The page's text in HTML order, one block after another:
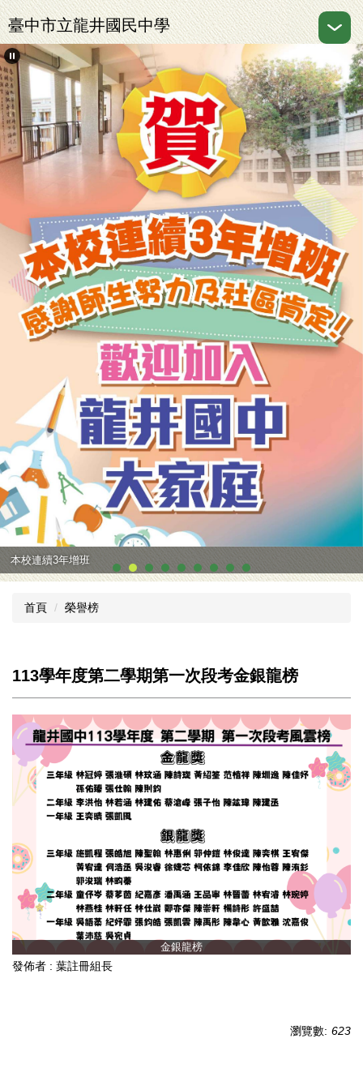
跳
到
主
要
內
容
區
臺中市立龍井國民中學
本校連續3年增班
首頁 榮譽榜
113學年度第二學期第一次段考金銀龍榜
金銀龍榜
發佈者 : 葉註冊組長
瀏覽數: 623